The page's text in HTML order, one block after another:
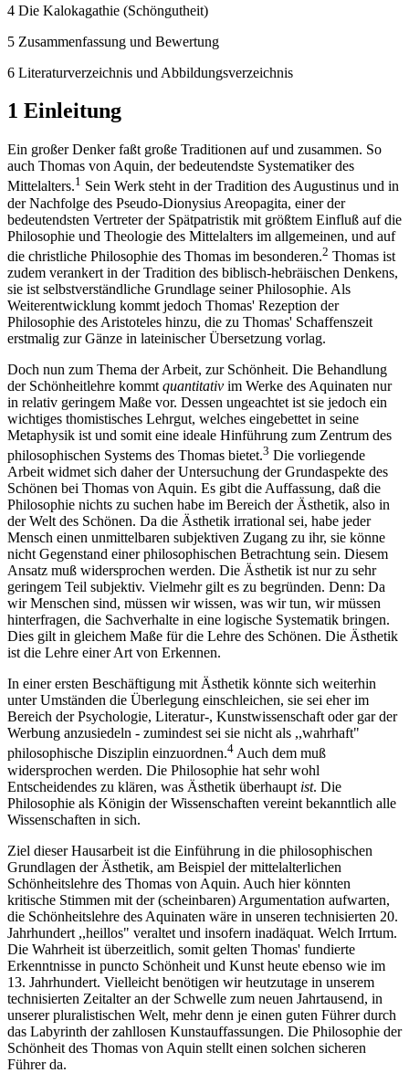
4 Die Kalokagathie (Schöngutheit)
5 Zusammenfassung und Bewertung
6 Literaturverzeichnis und Abbildungsverzeichnis
1 Einleitung
Ein großer Denker faßt große Traditionen auf und zusammen. So
auch Thomas von Aquin, der bedeutendste Systematiker des
Mittelalters.1 Sein Werk steht in der Tradition des Augustinus und in
der Nachfolge des Pseudo-Dionysius Areopagita, einer der
bedeutendsten Vertreter der Spätpatristik mit größtem Einfluß auf die
Philosophie und Theologie des Mittelalters im allgemeinen, und auf
die christliche Philosophie des Thomas im besonderen.2 Thomas ist
zudem verankert in der Tradition des biblisch-hebräischen Denkens,
sie ist selbstverständliche Grundlage seiner Philosophie. Als
Weiterentwicklung kommt jedoch Thomas' Rezeption der
Philosophie des Aristoteles hinzu, die zu Thomas' Schaffenszeit
erstmalig zur Gänze in lateinischer Übersetzung vorlag.
Doch nun zum Thema der Arbeit, zur Schönheit. Die Behandlung
der Schönheitlehre kommt quantitativ im Werke des Aquinaten nur
in relativ geringem Maße vor. Dessen ungeachtet ist sie jedoch ein
wichtiges thomistisches Lehrgut, welches eingebettet in seine
Metaphysik ist und somit eine ideale Hinführung zum Zentrum des
philosophischen Systems des Thomas bietet.3 Die vorliegende
Arbeit widmet sich daher der Untersuchung der Grundaspekte des
Schönen bei Thomas von Aquin. Es gibt die Auffassung, daß die
Philosophie nichts zu suchen habe im Bereich der Ästhetik, also in
der Welt des Schönen. Da die Ästhetik irrational sei, habe jeder
Mensch einen unmittelbaren subjektiven Zugang zu ihr, sie könne
nicht Gegenstand einer philosophischen Betrachtung sein. Diesem
Ansatz muß widersprochen werden. Die Ästhetik ist nur zu sehr
geringem Teil subjektiv. Vielmehr gilt es zu begründen. Denn: Da
wir Menschen sind, müssen wir wissen, was wir tun, wir müssen
hinterfragen, die Sachverhalte in eine logische Systematik bringen.
Dies gilt in gleichem Maße für die Lehre des Schönen. Die Ästhetik
ist die Lehre einer Art von Erkennen.
In einer ersten Beschäftigung mit Ästhetik könnte sich weiterhin
unter Umständen die Überlegung einschleichen, sie sei eher im
Bereich der Psychologie, Literatur-, Kunstwissenschaft oder gar der
Werbung anzusiedeln - zumindest sei sie nicht als ,,wahrhaft"
philosophische Disziplin einzuordnen.4 Auch dem muß
widersprochen werden. Die Philosophie hat sehr wohl
Entscheidendes zu klären, was Ästhetik überhaupt ist. Die
Philosophie als Königin der Wissenschaften vereint bekanntlich alle
Wissenschaften in sich.
Ziel dieser Hausarbeit ist die Einführung in die philosophischen
Grundlagen der Ästhetik, am Beispiel der mittelalterlichen
Schönheitslehre des Thomas von Aquin. Auch hier könnten
kritische Stimmen mit der (scheinbaren) Argumentation aufwarten,
die Schönheitslehre des Aquinaten wäre in unseren technisierten 20.
Jahrhundert ,,heillos" veraltet und insofern inadäquat. Welch Irrtum.
Die Wahrheit ist überzeitlich, somit gelten Thomas' fundierte
Erkenntnisse in puncto Schönheit und Kunst heute ebenso wie im
13. Jahrhundert. Vielleicht benötigen wir heutzutage in unserem
technisierten Zeitalter an der Schwelle zum neuen Jahrtausend, in
unserer pluralistischen Welt, mehr denn je einen guten Führer durch
das Labyrinth der zahllosen Kunstauffassungen. Die Philosophie der
Schönheit des Thomas von Aquin stellt einen solchen sicheren
Führer da.